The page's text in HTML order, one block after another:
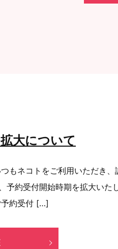
大について
もネコトをご利用いただき、
約受付開始時期を拡大いたし
予約受付 […]